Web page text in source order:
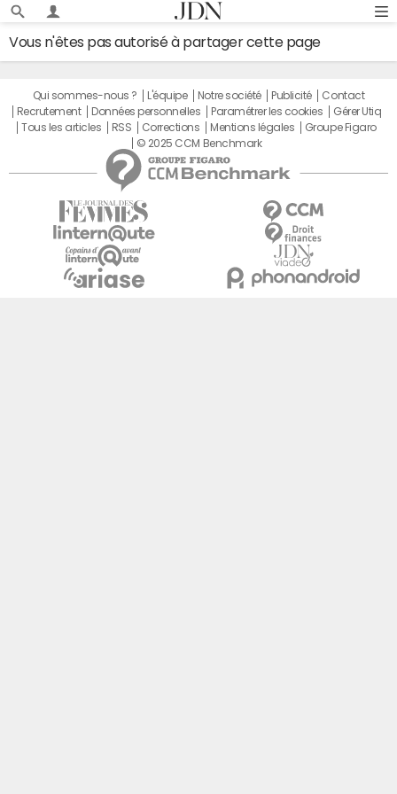
Vous n'êtes pas autorisé à partager cette page
Qui sommes-nous ? L'équipe Notre société Publicité
Contact
Recrutement
Données personnelles Paramétrer les cookies
Gérer Utiq
Tous les articles
RSS Corrections Mentions légales
Groupe Figaro
© 2025 CCM Benchmark